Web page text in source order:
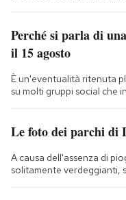
Perché si parla di
il 15 agosto
È un'eventualità ritenuta
su molti gruppi social che
Le foto dei parchi di
A causa dell'assenza di
solitamente verdeggianti,